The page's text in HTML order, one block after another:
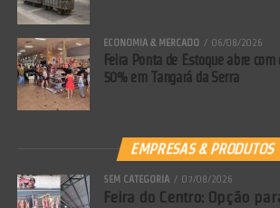
encerramento da segunda safra de milho
ECONOMIA & MERCADO 06/08/2026
Feira Ponta de Estoque abre
50% em Tangará da Serra
EMPRESAS & PRODUTOS
SEM CATEGORIA 07/08/2026
Feira do Centro: Opção